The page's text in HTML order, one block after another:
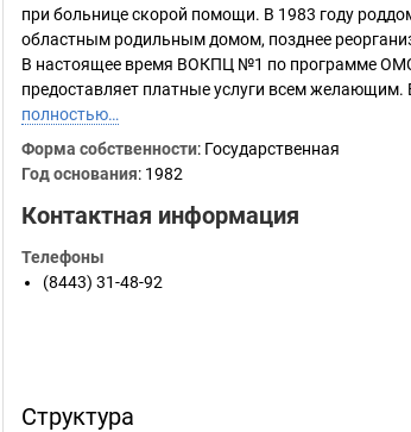
при больнице скорой помощи. В 1983 году
областным родильным домом, позднее
В настоящее время ВОКПЦ №1 по программе
предоставляет платные услуги всем желающим.
полностью…
Форма собственности: Государственная
Год основания: 1982
Контактная информация
Телефоны
(8443) 31-48-92
Структура